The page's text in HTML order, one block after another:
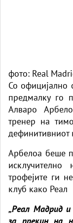
фото: Real
Со официјално
предмалку го
Алваро
тренер на
Арбелоа беше
трофејите ги
клуб како Реал
„Реал Мадрид и
за прекин на